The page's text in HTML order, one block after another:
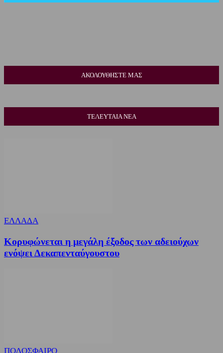
ΑΚΟΛΟΥΘΗΣΤΕ ΜΑΣ
ΤΕΛΕΥΤΑΙΑ ΝΕΑ
ΕΛΛΑΔΑ
Κορυφώνεται η μεγάλη έξοδος των αδειούχων
ενόψει Δεκαπενταύγουστου
ΠΟΔΟΣΦΑΙΡΟ